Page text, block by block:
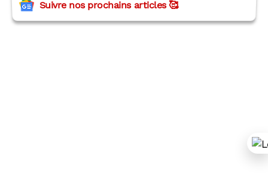
Suivre nos prochains articles 🥰